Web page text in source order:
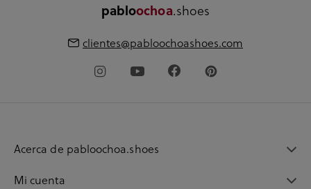
pabloochoa.shoes
clientes@pabloochoashoes.com
Acerca de pabloochoa.shoes
Mi cuenta